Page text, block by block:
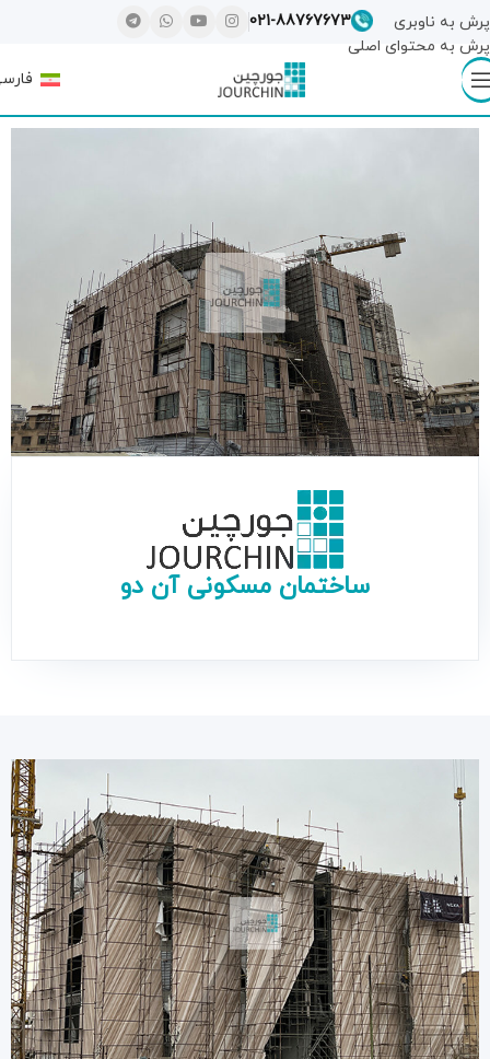
پرش به ناوبری
پرش به محتوای اصلی
021-88767673
ساختمان مسکونى آن دو